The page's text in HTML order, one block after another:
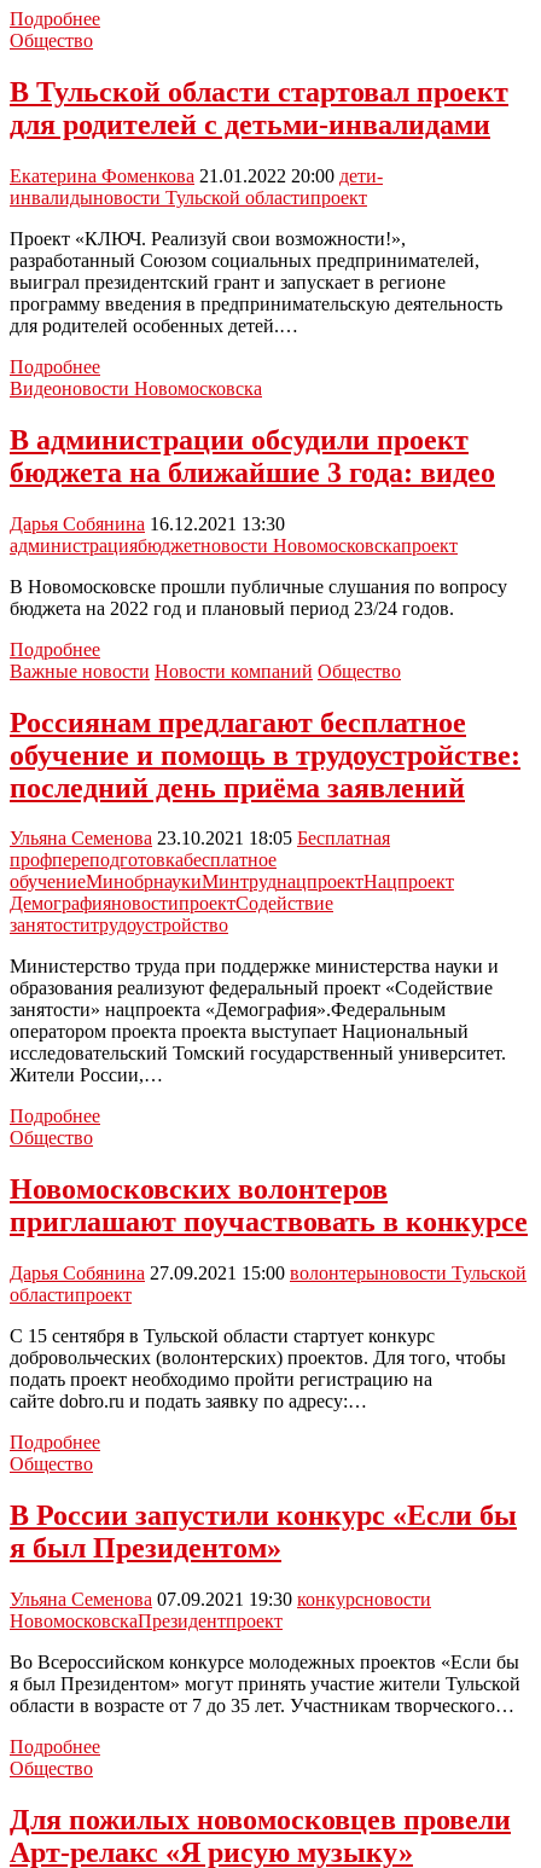
ПодробнееНовомосковцев
онлайн-
викторине
тульским
говорам
Общество
В Тульской области стартовал проект
для родителей с детьми-инвалидами
Екатерина Фоменкова 21.01.2022 20:00 дети-
инвалидыновости Тульской областипроект
Проект «КЛЮЧ. Реализуй свои возможности!»,
разработанный Союзом социальных предпринимателей,
выиграл президентский грант и запускает в регионе
программу введения в предпринимательскую деятельность
для родителей особенных детей.…
ПодробнееВ
Тульской
проект
для
с
детьми-
инвалидами
Видеоновости Новомосковска
В администрации обсудили проект
бюджета на ближайшие 3 года: видео
Дарья Собянина 16.12.2021 13:30
администрациябюджетновости Новомосковскапроект
В Новомосковске прошли публичные слушания по вопросу
бюджета на 2022 год и плановый период 23/24 годов.
ПодробнееВ
администрации
бюджета
на
ближайшие
3
видео
Важные новости Новости компаний Общество
Россиянам предлагают бесплатное
обучение и помощь в трудоустройстве:
последний день приёма заявлений
Ульяна Семенова 23.10.2021 18:05 Бесплатная
профпереподготовкабесплатное
обучениеМинобрнаукиМинтруднацпроектНацпроект
ДемографияновостипроектСодействие
занятоститрудоустройство
Министерство труда при поддержке министерства науки и
образования реализуют федеральный проект «Содействие
занятости» нацпроекта «Демография».Федеральным
оператором проекта проекта выступает Национальный
исследовательский Томский государственный университет.
Жители России,…
ПодробнееРоссиянам
обучение
и
помощь
трудоустройстве:
последний
день
приёма
заявлений
Общество
Новомосковских волонтеров
приглашают поучаствовать в конкурсе
Дарья Собянина 27.09.2021 15:00 волонтерыновости Тульской
областипроект
С 15 сентября в Тульской области стартует конкурс
добровольческих (волонтерских) проектов. Для того, чтобы
подать проект необходимо пройти регистрацию на
сайте dobro.ru и подать заявку по адресу:…
ПодробнееНовомосковских
в
конкурсе
Общество
В России запустили конкурс «Если бы
я был Президентом»
Ульяна Семенова 07.09.2021 19:30 конкурсновости
НовомосковскаПрезидентпроект
Во Всероссийском конкурсе молодежных проектов «Если бы
я был Президентом» могут принять участие жители Тульской
области в возрасте от 7 до 35 лет. Участникам творческого…
ПодробнееВ
«Если
бы
Общество
Для пожилых новомосковцев провели
Арт-релакс «Я рисую музыку»